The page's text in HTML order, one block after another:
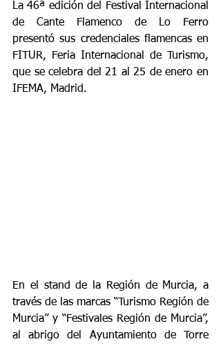
La 46ª edición del Festival Internacional
de Cante Flamenco de Lo Ferro
presentó sus credenciales flamencas en
FITUR, Feria Internacional de Turismo,
que se celebra del 21 al 25 de enero en
IFEMA, Madrid.
En el stand de la Región de Murcia, a
través de las marcas “Turismo Región de
Murcia” y “Festivales Región de Murcia”,
al abrigo del Ayuntamiento de Torre